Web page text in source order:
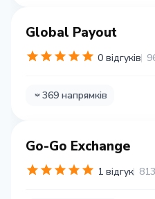
Global Payout
0 відгуків
369 напрямків
Go-Go Exchange
1 відгук